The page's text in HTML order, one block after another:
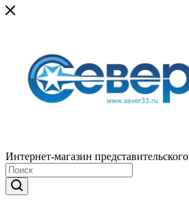
Интернет-магазин представительского